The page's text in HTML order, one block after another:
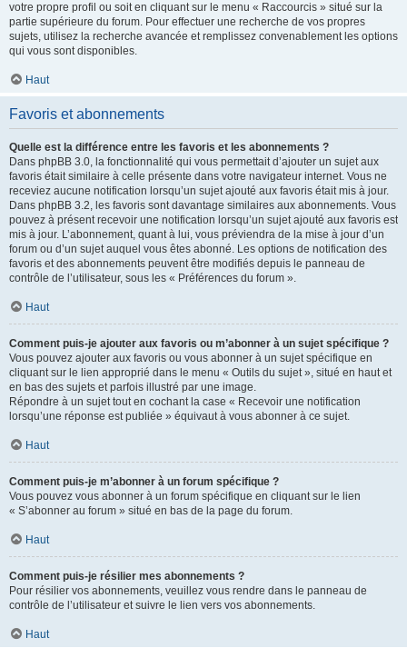
votre propre profil ou soit en cliquant sur le menu « Raccourcis » situé sur la
partie supérieure du forum. Pour effectuer une recherche de vos propres
sujets, utilisez la recherche avancée et remplissez convenablement les options
qui vous sont disponibles.
Haut
Favoris et abonnements
Quelle est la différence entre les favoris et les abonnements ?
Dans phpBB 3.0, la fonctionnalité qui vous permettait d’ajouter un sujet aux
favoris était similaire à celle présente dans votre navigateur internet. Vous ne
receviez aucune notification lorsqu’un sujet ajouté aux favoris était mis à jour.
Dans phpBB 3.2, les favoris sont davantage similaires aux abonnements. Vous
pouvez à présent recevoir une notification lorsqu’un sujet ajouté aux favoris est
mis à jour. L’abonnement, quant à lui, vous préviendra de la mise à jour d’un
forum ou d’un sujet auquel vous êtes abonné. Les options de notification des
favoris et des abonnements peuvent être modifiés depuis le panneau de
contrôle de l’utilisateur, sous les « Préférences du forum ».
Haut
Comment puis-je ajouter aux favoris ou m’abonner à un sujet spécifique ?
Vous pouvez ajouter aux favoris ou vous abonner à un sujet spécifique en
cliquant sur le lien approprié dans le menu « Outils du sujet », situé en haut et
en bas des sujets et parfois illustré par une image.
Répondre à un sujet tout en cochant la case « Recevoir une notification
lorsqu’une réponse est publiée » équivaut à vous abonner à ce sujet.
Haut
Comment puis-je m’abonner à un forum spécifique ?
Vous pouvez vous abonner à un forum spécifique en cliquant sur le lien
« S’abonner au forum » situé en bas de la page du forum.
Haut
Comment puis-je résilier mes abonnements ?
Pour résilier vos abonnements, veuillez vous rendre dans le panneau de
contrôle de l’utilisateur et suivre le lien vers vos abonnements.
Haut